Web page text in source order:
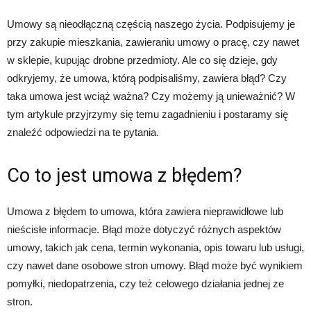
Umowy są nieodłączną częścią naszego życia. Podpisujemy je
przy zakupie mieszkania, zawieraniu umowy o pracę, czy nawet
w sklepie, kupując drobne przedmioty. Ale co się dzieje, gdy
odkryjemy, że umowa, którą podpisaliśmy, zawiera błąd? Czy
taka umowa jest wciąż ważna? Czy możemy ją unieważnić? W
tym artykule przyjrzymy się temu zagadnieniu i postaramy się
znaleźć odpowiedzi na te pytania.
Co to jest umowa z błędem?
Umowa z błędem to umowa, która zawiera nieprawidłowe lub
nieścisłe informacje. Błąd może dotyczyć różnych aspektów
umowy, takich jak cena, termin wykonania, opis towaru lub usługi,
czy nawet dane osobowe stron umowy. Błąd może być wynikiem
pomyłki, niedopatrzenia, czy też celowego działania jednej ze
stron.